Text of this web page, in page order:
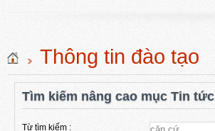
Thông tin đào tạo
Tìm kiếm nâng cao mục Tin tức
Từ tìm kiếm :